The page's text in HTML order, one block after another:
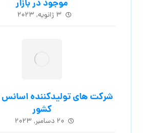
موجود در بازار
۳ ژانویه, ۲۰۲۳
شرکت های تولیدکننده
کشور
۲۰ دسامبر, ۲۰۲۳